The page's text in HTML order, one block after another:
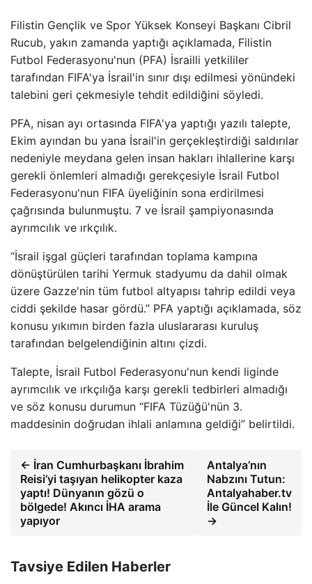
Filistin Gençlik ve Spor Yüksek Konseyi Başkanı Cibril
Rucub, yakın zamanda yaptığı açıklamada, Filistin
Futbol Federasyonu'nun (PFA) İsrailli yetkililer
tarafından FIFA'ya İsrail'in sınır dışı edilmesi yönündeki
talebini geri çekmesiyle tehdit edildiğini söyledi.
PFA, nisan ayı ortasında FIFA'ya yaptığı yazılı talepte,
Ekim ayından bu yana İsrail'in gerçekleştirdiği saldırılar
nedeniyle meydana gelen insan hakları ihlallerine karşı
gerekli önlemleri almadığı gerekçesiyle İsrail Futbol
Federasyonu'nun FIFA üyeliğinin sona erdirilmesi
çağrısında bulunmuştu. 7 ve İsrail şampiyonasında
ayrımcılık ve ırkçılık.
“İsrail işgal güçleri tarafından toplama kampına
dönüştürülen tarihi Yermuk stadyumu da dahil olmak
üzere Gazze'nin tüm futbol altyapısı tahrip edildi veya
ciddi şekilde hasar gördü.” PFA yaptığı açıklamada, söz
konusu yıkımın birden fazla uluslararası kuruluş
tarafından belgelendiğinin altını çizdi.
Talepte, İsrail Futbol Federasyonu'nun kendi liginde
ayrımcılık ve ırkçılığa karşı gerekli tedbirleri almadığı
ve söz konusu durumun “FIFA Tüzüğü'nün 3.
maddesinin doğrudan ihlali anlamına geldiği” belirtildi.
← İran Cumhurbaşkanı İbrahim
Reisi’yi taşıyan helikopter kaza
yaptı! Dünyanın gözü o
bölgede! Akıncı İHA arama
yapıyor
Antalya’nın
Nabzını Tutun:
Antalyahaber.tv
İle Güncel Kalın!
→
Tavsiye Edilen Haberler